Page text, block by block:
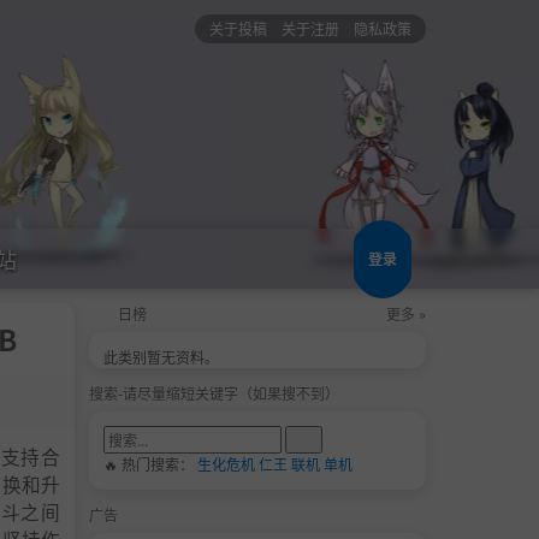
关于投稿 关于注册 隐私政策
登录
持合
和升
之间
日榜 更多 »
此类别暂无资料。
搜索-请尽量缩短关键字（如果搜不到）
🔥 热门搜索： 生化危机仁王 联机单机
广告